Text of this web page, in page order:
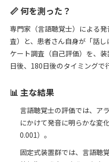
📏 何を測った？
専門家（言語聴覚士）による
査）と、患者さん自身が「話
ケート調査（自己評価）を、
日後、180日後のタイミングで
📊 主な結果
言語聴覚士の評価では、ア
にかけて発音に明らかな変
0.001）。
固定式装置群では、言語聴